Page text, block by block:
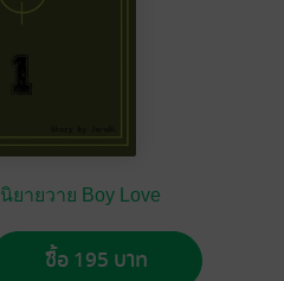
นิยายวาย Boy Love
ซื้อ 195 บาท